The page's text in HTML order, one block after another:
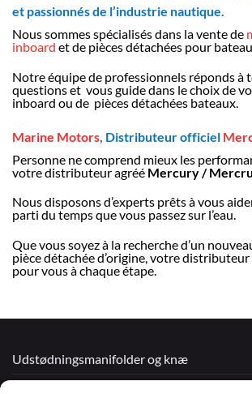
et passionnés de l’industrie nautique.
Nous sommes spécialisés dans la vente de
inboard et de pièces détachées pour
Notre équipe de professionnels réponds à
questions et vous guide dans le choix de
inboard ou de pièces détachées bateaux.
Marine Motors , Distributeur officiel
Personne ne comprend mieux les
votre distributeur agréé Mercury /
Nous disposons d’experts prêts à vous
parti du temps que vous passez sur l’eau.
Que vous soyez à la recherche d’un
pièce détachée d’origine, votre
pour vous à chaque étape.
Udstødningsmanifolder og knæ